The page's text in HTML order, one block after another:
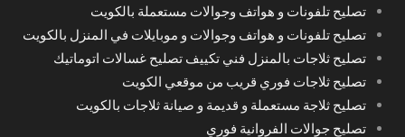
تصليح تلفونات و هواتف وجوالات مستعملة بالكويت
تصليح تلفونات و هواتف وجوالات و موبايلات في المنزل بالكويت
تصليح ثلاجات بالمنزل فني تكييف تصليح غسالات اتوماتيك
تصليح ثلاجات فوري قريب من موقعي الكويت
تصليح ثلاجة مستعملة و قديمة و صيانة ثلاجات بالكويت
تصليح جوالات الفروانية فوري